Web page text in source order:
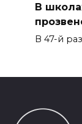
В
В 47-й